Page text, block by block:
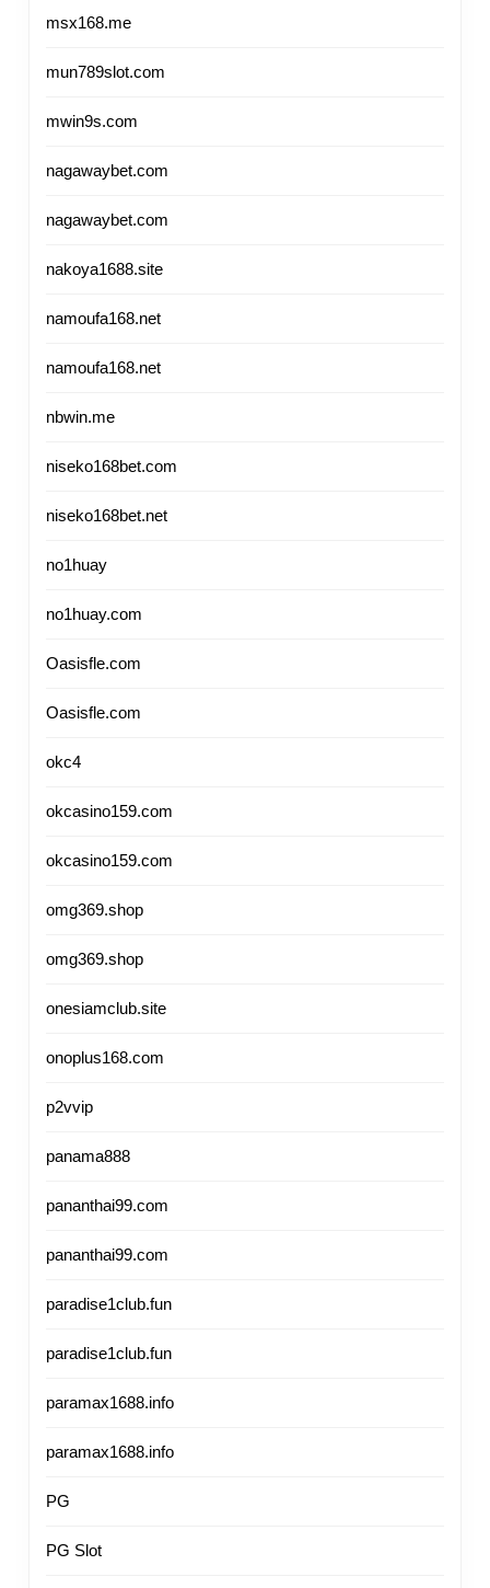
msx168.me
mun789slot.com
mwin9s.com
nagawaybet.com
nagawaybet.com
nakoya1688.site
namoufa168.net
namoufa168.net
nbwin.me
niseko168bet.com
niseko168bet.net
no1huay
no1huay.com
Oasisfle.com
Oasisfle.com
okc4
okcasino159.com
okcasino159.com
omg369.shop
omg369.shop
onesiamclub.site
onoplus168.com
p2vvip
panama888
pananthai99.com
pananthai99.com
paradise1club.fun
paradise1club.fun
paramax1688.info
paramax1688.info
PG
PG Slot